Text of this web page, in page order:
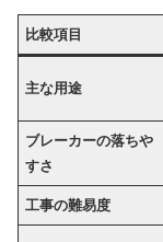
比較項目
主な用途
ブレーカーの落ちや
すさ
工事の難易度